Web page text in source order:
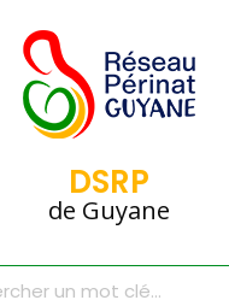
DSRP
de Guyane